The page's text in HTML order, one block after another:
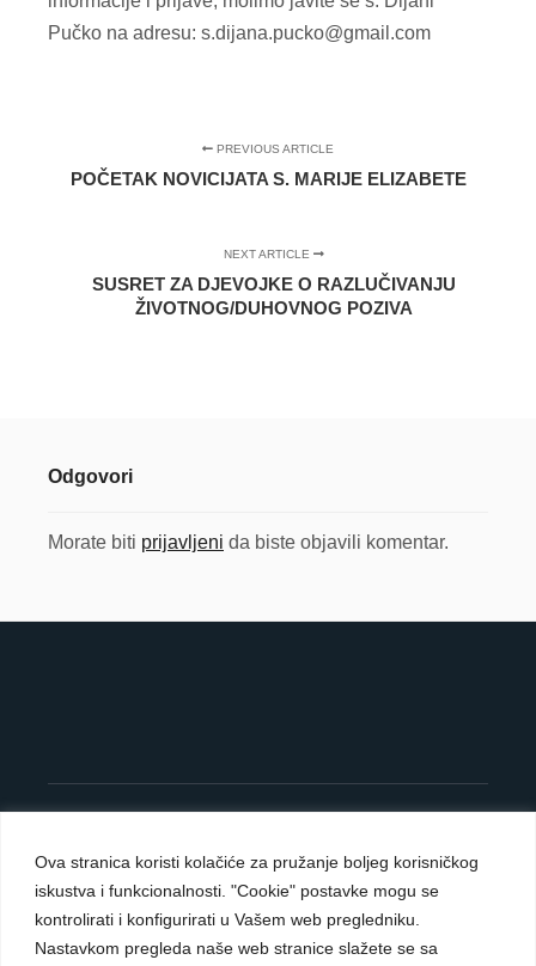
Ova stranica koristi kolačiće za pružanje boljeg korisničkog
iskustva i funkcionalnosti. "Cookie" postavke mogu se
kontrolirati i konfigurirati u Vašem web pregledniku.
Nastavkom pregleda naše web stranice slažete se sa
Pučko na adresu: s.dijana.pucko@gmail.com
PREVIOUS ARTICLE
POČETAK NOVICIJATA S. MARIJE ELIZABETE
NEXT ARTICLE
SUSRET ZA DJEVOJKE O RAZLUČIVANJU
ŽIVOTNOG/DUHOVNOG POZIVA
Odgovori
Morate biti prijavljeni da biste objavili komentar.
−
Carmelite Sisters DCJ. Made in Kingdom of God.
Since 1891.